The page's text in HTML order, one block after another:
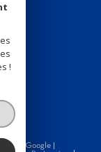
by Google |
!